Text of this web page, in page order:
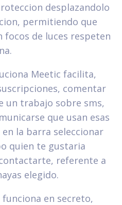
desplazandolo
permitiendo que
focos de luces respeten
Meetic facilita,
comentar
un trabajo sobre sms,
que usan esas
la barra seleccionar
quien te gustaria
referente a
elegido.
funciona en secreto,